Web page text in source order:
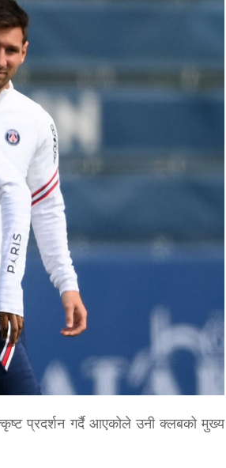
प्रदर्शन गर्दै आएकोले उनी क्लबको मुख्य